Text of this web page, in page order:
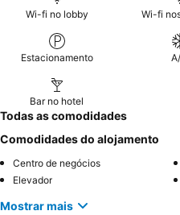
Wi-fi no lobby Wi-fi
Estacionamento
Bar no hotel
Todas as comodidades
Comodidades do alojamento
Centro de negócios
Elevador
Mostrar mais